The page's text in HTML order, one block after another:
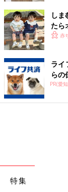
園着としても使
キャラクター
し
たら
し！
赤
ライ
らの
PR(愛
特集